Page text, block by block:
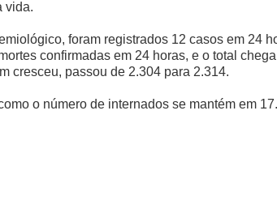
vida.
foram registrados 12 casos em 24
confirmadas em 24 horas, e o total
cresceu, passou de 2.304 para 2.314.
o número de internados se mantém em 17.